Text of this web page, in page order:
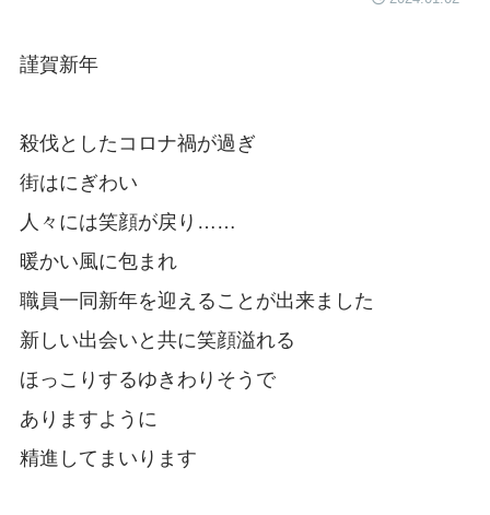
謹賀新年
殺伐としたコロナ禍が過ぎ
街はにぎわい
人々には笑顔が戻り……
暖かい風に包まれ
職員一同新年を迎えることが出来ました
新しい出会いと共に笑顔溢れる
ほっこりするゆきわりそうで
ありますように
精進してまいります